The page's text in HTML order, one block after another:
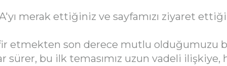
merak ettiğiniz ve sayfamızı ziyaret
etmekten son derece mutlu olduğumuzu
sürer, bu ilk temasımız uzun vadeli ilişkiye,